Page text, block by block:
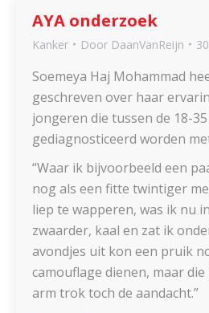
AYA onderzoek
Kanker Door DaanVanReijn
Soemeya Haj Mohammad
geschreven over haar
jongeren die tussen de 18-
gediagnosticeerd worden
“Waar ik bijvoorbeeld een
nog als een fitte twintiger
liep te wapperen, was ik nu
zwaarder, kaal en zat ik
avondjes uit kon een pruik
camouflage dienen, maar die
arm trok toch de aandacht.”